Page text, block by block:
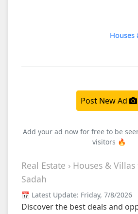
Houses
Add your ad now for free to be
visitors 🔥
Real Estate › Houses & Villas
Sadah
📅 Latest Update: Friday, 7/8/2026
Discover the best deals and